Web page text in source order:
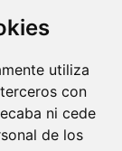
utiliza
con
ni cede
de los